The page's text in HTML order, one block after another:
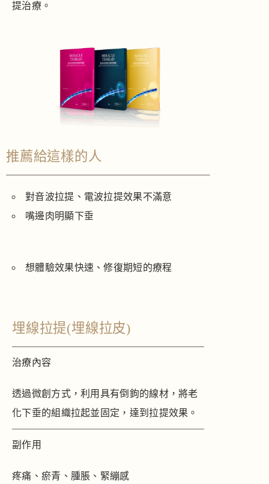
提治療。
推薦給這樣的人
對音波拉提、電波拉提效果不滿意
嘴邊肉明顯下垂
想體驗效果快速、修復期短的療程
埋線拉提(埋線拉皮)
治療內容
透過微創方式，利用具有倒鉤的線材，將老
化下垂的組織拉起並固定，達到拉提效果。
副作用
疼痛、瘀青、腫脹、緊繃感